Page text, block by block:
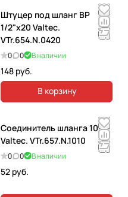
Штуцер под шланг ВР
1/2"х20 Valtec.
VTr.654.N.0420
0 0 В наличии
148 руб.
В корзину
Соединитель шланга 10мм
Valtec. VTr.657.N.1010
0 0 В наличии
52 руб.